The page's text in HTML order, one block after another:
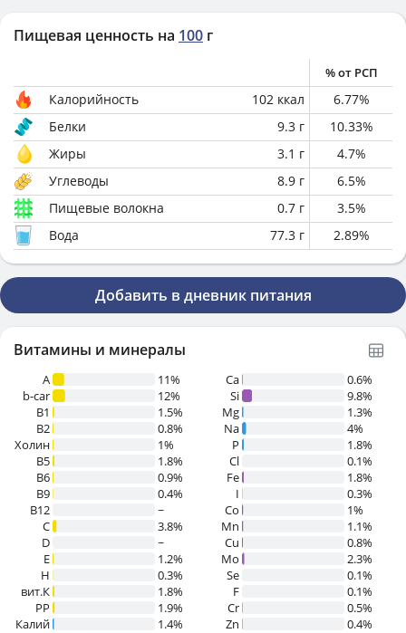
Пищевая ценность на 100 г
% от РСП
Калорийность 102 ккал 6.77%
Белки
9.3 г 10.33%
Жиры
3.1 г 4.7%
Углеводы
8.9 г 6.5%
Пищевые волокна
0.7 г 3.5%
Вода
77.3 г 2.89%
Добавить в дневник питания
Витамины и минералы
A
11%
b-car
12%
В1
1.5%
B2
0.8%
Холин
1%
B5
1.8%
B6
0.9%
B9
0.4%
B12
~
C
3.8%
D
~
E
1.2%
H
0.3%
вит.К
1.8%
PP
1.9%
Калий
1.4%
Ca
0.6%
Si
9.8%
Mg
1.3%
Na
4%
P
1.8%
Cl
0.1%
Fe
1.8%
I
0.3%
Co
1%
Mn
1.1%
Cu
0.8%
Mo
2.3%
Se
0.1%
F
0.1%
Cr
0.5%
Zn
0.4%